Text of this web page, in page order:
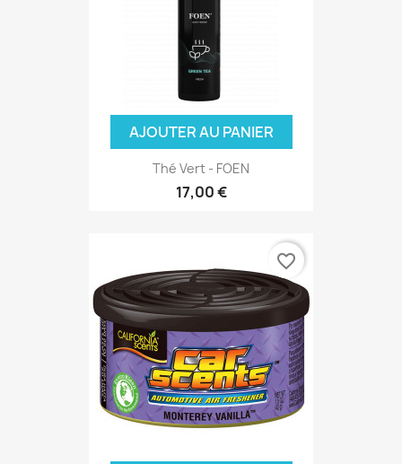
AJOUTER AU PANIER
Thé Vert - FOEN
17,00 €
favorite_border